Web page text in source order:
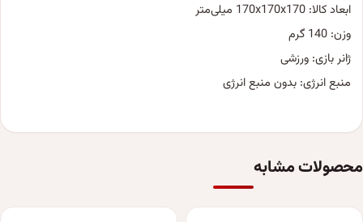
ابعاد کالا: 170x170x170 میلی‌متر
وزن: 140 گرم
ژانر بازی: ورزشی
منبع انرژی: بدون منبع انرژی
محصولات مشابه